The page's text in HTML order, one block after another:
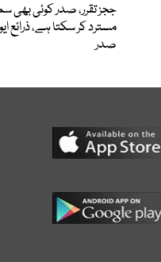
ججز تقرر، صدر کوئی بھی
مسترد کر سکتا ہے، ذرائع
صدر